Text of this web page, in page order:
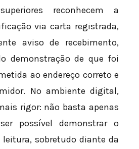
reconhecem a
via carta registrada,
aviso de recebimento,
demonstração de que foi
ao endereço correto e
No ambiente digital,
rigor: não basta apenas
possível demonstrar o
leitura, sobretudo diante da